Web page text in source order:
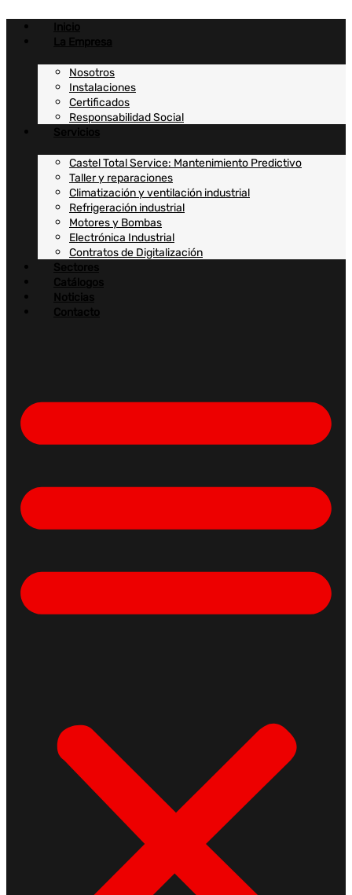
contenido
Inicio
La Empresa
Nosotros
Instalaciones
Certificados
Responsabilidad Social
Servicios
Castel Total Service: Mantenimiento Predictivo
Taller y reparaciones
Climatización y ventilación industrial
Refrigeración industrial
Motores y Bombas
Electrónica Industrial
Contratos de Digitalización
Sectores
Catálogos
Noticias
Contacto